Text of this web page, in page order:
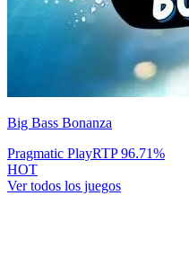
Big Bass Bonanza
Pragmatic PlayRTP96.71%
HOT
Ver todos los juegos